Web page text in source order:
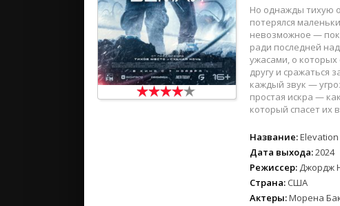
Но однажды тихую
потерялся
невозможное —
ради последней
ужасами, о которых
другу и сражаться
каждый звук —
простая искра —
который спасет их
Название:Elevation
Дата выхода:2024
Режиссер: Джордж
Страна: США
Актеры:Морена